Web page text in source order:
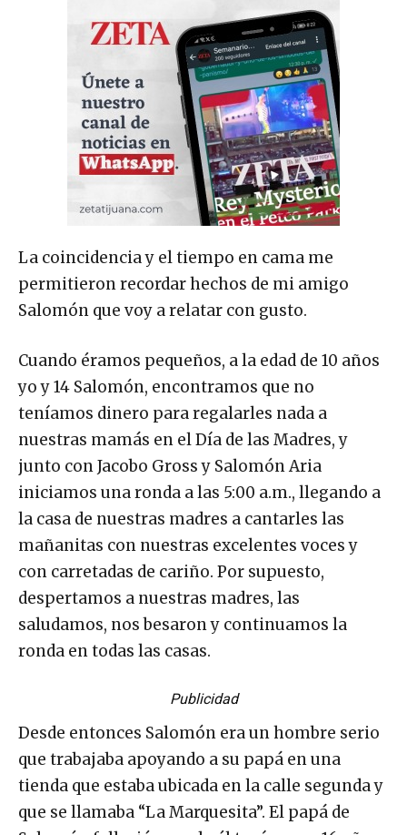
La coincidencia y el tiempo en cama me
permitieron recordar hechos de mi amigo
Salomón que voy a relatar con gusto.
Cuando éramos pequeños, a la edad de 10 años
yo y 14 Salomón, encontramos que no
teníamos dinero para regalarles nada a
nuestras mamás en el Día de las Madres, y
junto con Jacobo Gross y Salomón Aria
iniciamos una ronda a las 5:00 a.m., llegando a
la casa de nuestras madres a cantarles las
mañanitas con nuestras excelentes voces y
con carretadas de cariño. Por supuesto,
despertamos a nuestras madres, las
saludamos, nos besaron y continuamos la
ronda en todas las casas.
Publicidad
Desde entonces Salomón era un hombre serio
que trabajaba apoyando a su papá en una
tienda que estaba ubicada en la calle segunda y
que se llamaba “La Marquesita”. El papá de